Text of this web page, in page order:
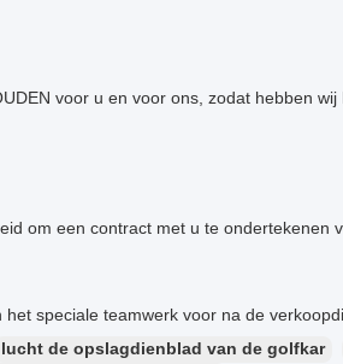
voor u en voor ons, zodat hebben
om een contract met u te ondertekenen
het speciale teamwerk voor na de
lucht de opslagdienblad van de golfkar